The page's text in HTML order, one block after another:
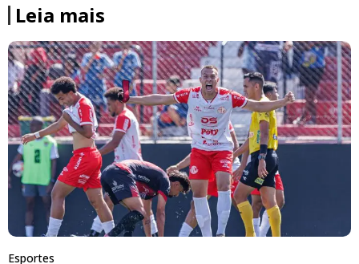
Leia mais
Esportes